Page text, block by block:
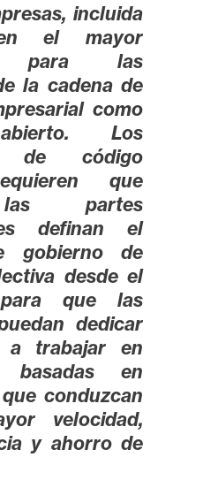
incluida
el mayor
para las
la cadena de
como
Los
de código
que
partes
definan el
gobierno de
desde el
que las
dedicar
a trabajar en
basadas en
conduzcan
velocidad,
y ahorro de